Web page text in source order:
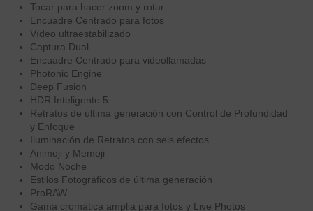
Tocar para hacer zoom y rotar
Encuadre Centrado para fotos
Vídeo ultraestabilizado
Captura Dual
Encuadre Centrado para videollamadas
Photonic Engine
Deep Fusion
HDR Inteligente 5
Retratos de última generación con Control de Profundidad
y Enfoque
Iluminación de Retratos con seis efectos
Animoji y Memoji
Modo Noche
Estilos Fotográficos de última generación
ProRAW
Gama cromática amplia para fotos y Live Photos